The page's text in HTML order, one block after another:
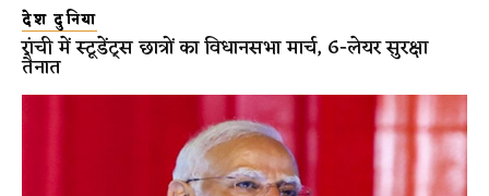
देश दुनिया
रांची में स्टूडेंट्स छात्रों का विधानसभा मार्च, 6-लेयर सुरक्षा
तैनात